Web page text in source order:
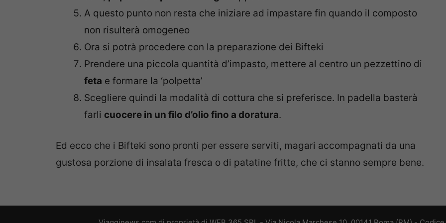
A questo punto non resta che iniziare ad impastare fin quando il composto
non risulterà omogeneo
Ora si potrà procedere con la preparazione dei Bifteki
Prendere una piccola quantità d’impasto, mettere al centro un pezzettino di
feta e formare la ‘polpetta’
Scegliere quindi la modalità di cottura che si preferisce. In padella basterà
farli cuocere in un filo d’olio fino a doratura.
Ed ecco che i Bifteki sono pronti per essere serviti, magari accompagnati da una
gustosa porzione di insalata fresca o di patatine fritte, che ci stanno sempre bene.